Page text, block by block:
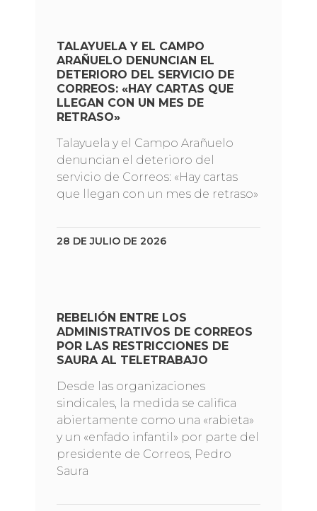
TALAYUELA Y EL CAMPO
ARAÑUELO DENUNCIAN EL
DETERIORO DEL SERVICIO DE
CORREOS: «HAY CARTAS QUE
LLEGAN CON UN MES DE
RETRASO»
Talayuela y el Campo Arañuelo
denuncian el deterioro del
servicio de Correos: «Hay cartas
que llegan con un mes de retraso»
28 DE JULIO DE 2026
REBELIÓN ENTRE LOS
ADMINISTRATIVOS DE CORREOS
POR LAS RESTRICCIONES DE
SAURA AL TELETRABAJO
Desde las organizaciones
sindicales, la medida se califica
abiertamente como una «rabieta»
y un «enfado infantil» por parte del
presidente de Correos, Pedro
Saura